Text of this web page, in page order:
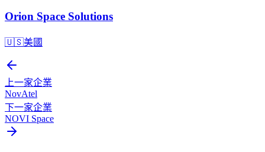
Orion Space Solutions
🇺🇸美國
上一家企業
NovAtel
下一家企業
NOVI Space